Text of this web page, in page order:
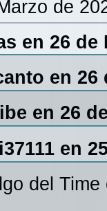
de
en 26 de
en 26
en 26
en
del